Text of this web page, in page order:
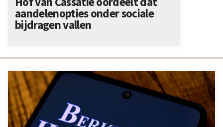
aandelenopties onder sociale
bijdragen vallen